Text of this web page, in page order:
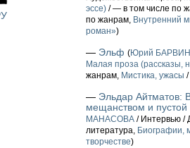
эссе) / — в том числе по
по жанрам, Внутренний
роман»)
— Эльф (Юрий
Малая проза (рассказы,
жанрам, Мистика, ужасы /
— Эльдар Айтматов:
мещанством и пустой
МАНАСОВА / Интервью /
литература, Биографии,
творчестве)